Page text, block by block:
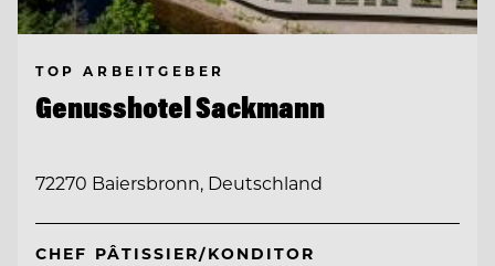
TOP ARBEITGEBER
Genusshotel Sackmann
72270 Baiersbronn, Deutschland
CHEF PÂTISSIER/KONDITOR